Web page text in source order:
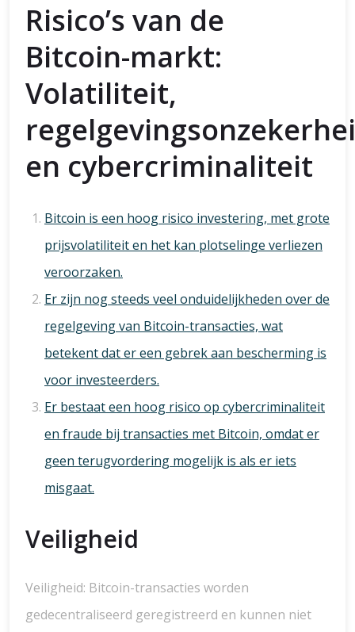
Risico’s van de
Bitcoin-markt:
Volatiliteit,
en cybercriminaliteit
Bitcoin is een hoog risico investering, met grote
prijsvolatiliteit en het kan plotselinge verliezen
veroorzaken.
Er zijn nog steeds veel onduidelijkheden over de
regelgeving van Bitcoin-transacties, wat
betekent dat er een gebrek aan bescherming is
voor investeerders.
Er bestaat een hoog risico op cybercriminaliteit
en fraude bij transacties met Bitcoin, omdat er
geen terugvordering mogelijk is als er iets
misgaat.
Veiligheid
Veiligheid: Bitcoin-transacties worden
gedecentraliseerd geregistreerd en kunnen niet